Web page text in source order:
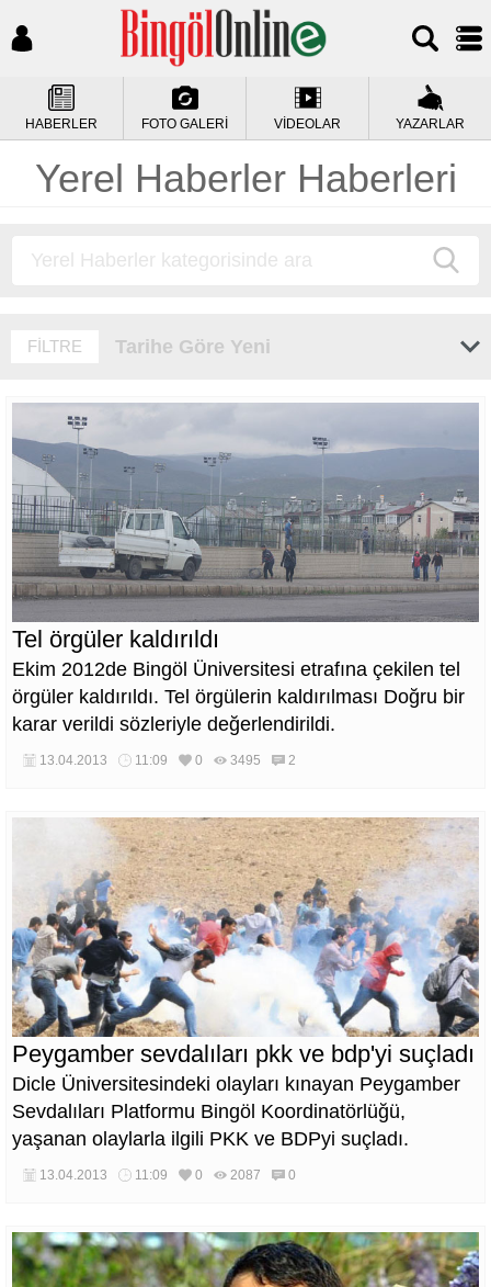
HABERLER FOTO GALERİ VİDEOLAR YAZARLAR
Yerel Haberler Haberleri
FİLTRE Tarihe Göre Yeni
Tel örgüler kaldırıldı
Ekim 2012de Bingöl Üniversitesi etrafına çekilen tel
örgüler kaldırıldı. Tel örgülerin kaldırılması Doğru bir
karar verildi sözleriyle değerlendirildi.
13.04.2013 11:09 0 3495 2
Peygamber sevdalıları pkk ve bdp'yi suçladı
Dicle Üniversitesindeki olayları kınayan Peygamber
Sevdalıları Platformu Bingöl Koordinatörlüğü,
yaşanan olaylarla ilgili PKK ve BDPyi suçladı.
13.04.2013 11:09 0 2087 0